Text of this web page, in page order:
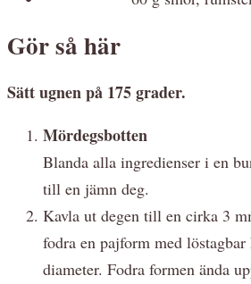
Gör så här
Sätt ugnen på 175 grader.
Mördegsbotten
Blanda alla ingredienser i en
till en jämn deg.
Kavla ut degen till en cirka 3
fodra en pajform med
diameter. Fodra formen ända